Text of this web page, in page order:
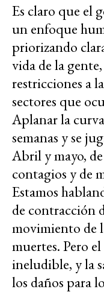
Es claro que el
un enfoque
priorizando
vida de la
restricciones a
sectores que
Aplanar la
semanas y se
Abril y mayo,
contagios y de
Estamos
de contracción
movimiento de
muertes. Pero
ineludible, y la
los daños para